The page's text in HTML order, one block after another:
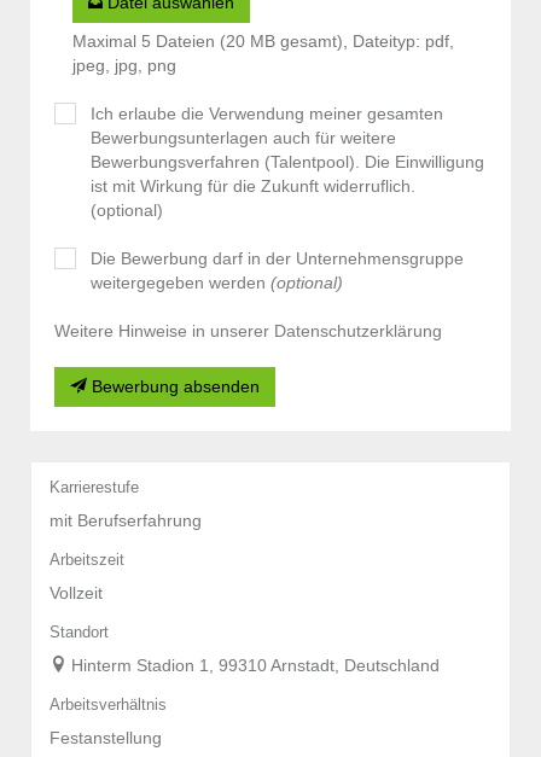
Maximal 5 Dateien (20 MB gesamt), Dateityp: pdf,
jpeg, jpg, png
Ich erlaube die Verwendung meiner gesamten
Bewerbungsunterlagen auch für weitere
Bewerbungsverfahren (Talentpool). Die Einwilligung
ist mit Wirkung für die Zukunft widerruflich.
(optional)
Die Bewerbung darf in der Unternehmensgruppe
weitergegeben werden (optional)
Weitere Hinweise in unserer Datenschutzerklärung
Bewerbung absenden
Karrierestufe
mit Berufserfahrung
Arbeitszeit
Vollzeit
Standort
Hinterm Stadion 1, 99310 Arnstadt, Deutschland
Arbeitsverhältnis
Festanstellung